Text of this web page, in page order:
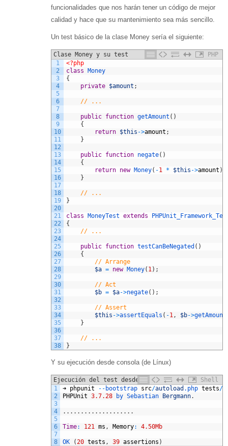
funcionalidades que nos harán tener un código de mejor
calidad y hace que su mantenimiento sea más sencillo.
Un test básico de la clase Money sería el siguiente:
Clase Money y su test
PHP
1
2
3
4
5
6
7
8
9
10
11
12
13
14
15
16
17
18
19
20
21
22
23
24
25
26
27
28
29
30
31
32
33
34
35
36
37
38
<?php
class
Money
{
private $amount ;
// ...
public function getAmount ( )
{
return $this ->amount ;
}
public function negate( )
{
return new Money( -1 * $this ->amount )
}
// ...
}
class MoneyTest extends
{
// ...
public function testCanBeNegated ( )
{
// Arrange
$a = new Money( 1) ;
// Act
$b = $a->negate( ) ;
// Assert
$this ->assertEquals ( -1, $b->getAmount
}
// ...
}
Y su ejecución desde consola (de Línux)
Ejecución del test desde consola
Shell
1
2
3
4
5
6
7
8
➜ phpunit -- bootstrap src/autoload .php tests/
PHPUnit 3.7.28 by Sebastian Bergmann.
. . . . . . . . . . . . . . . . . . . .
Time: 121 ms , Memory: 4.50Mb
OK (20 tests , 39 assertions )